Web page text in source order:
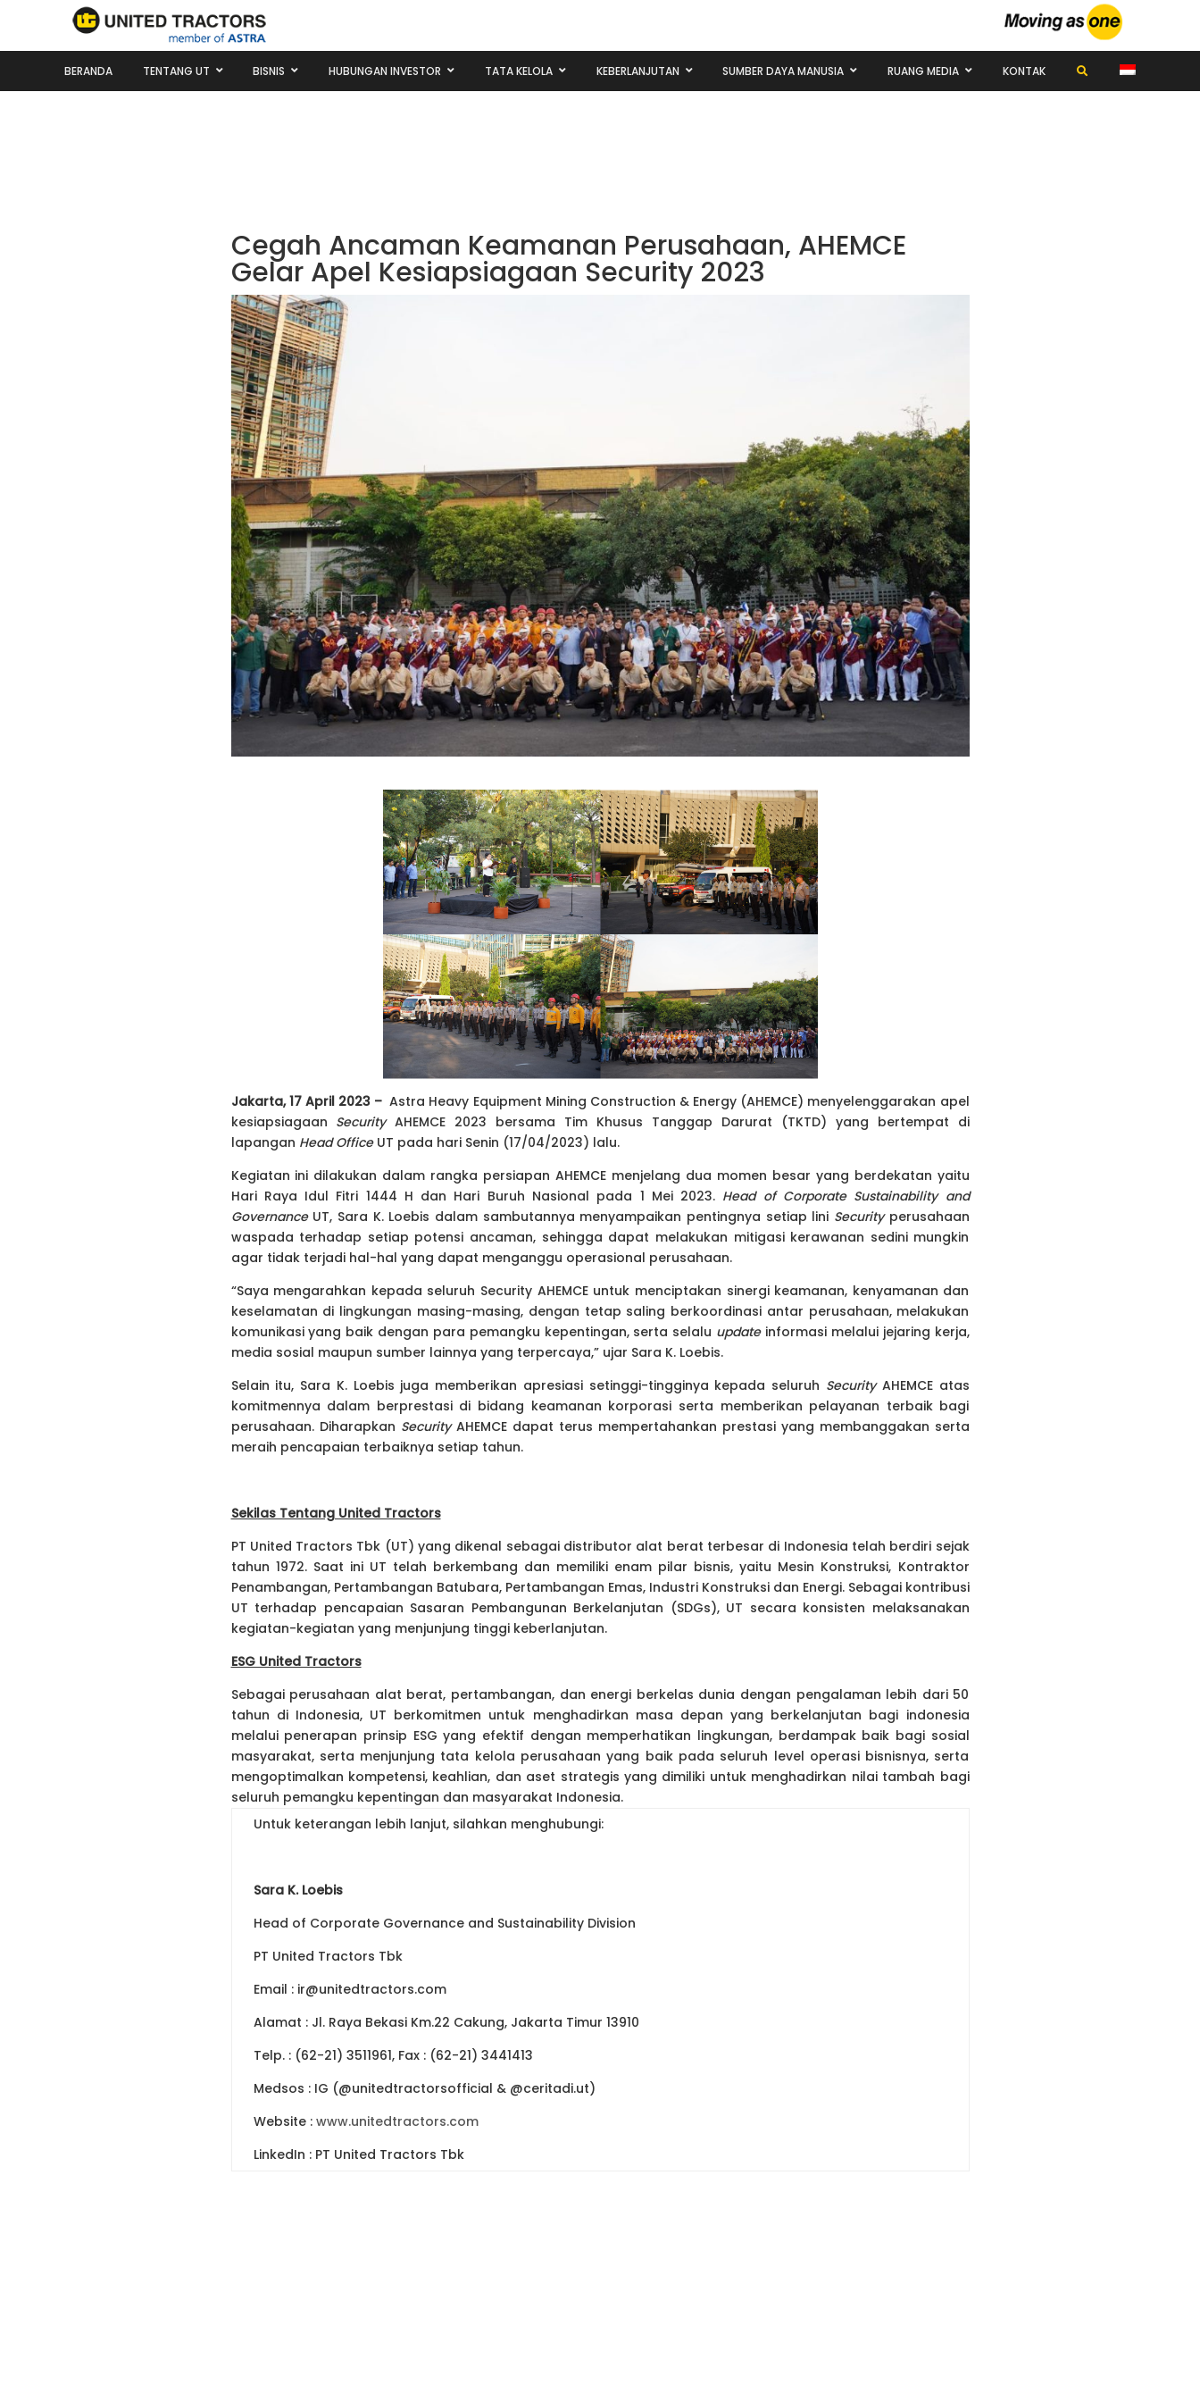
BERANDA TENTANG UT BISNIS HUBUNGAN INVESTOR TATA KELOLA KEBERLANJUTAN SUMBER DAYA MANUSIA RUANG MEDIA KONTAK
Cegah Ancaman Keamanan Perusahaan, AHEMCE
Gelar Apel Kesiapsiagaan Security 2023
Jakarta, 17 April 2023 – Astra Heavy Equipment Mining Construction & Energy (AHEMCE) menyelenggarakan apel
kesiapsiagaan SecurityAHEMCE 2023 bersama Tim Khusus Tanggap Darurat (TKTD) yang bertempat di
lapangan Head OfficeUT pada hari Senin (17/04/2023) lalu.
Kegiatan ini dilakukan dalam rangka persiapan AHEMCE menjelang dua momen besar yang berdekatan yaitu
Hari Raya Idul Fitri 1444 H dan Hari Buruh Nasional pada 1 Mei 2023. Head of Corporate Sustainability and
GovernanceUT, Sara K. Loebis dalam sambutannya menyampaikan pentingnya setiap lini Securityperusahaan
waspada terhadap setiap potensi ancaman, sehingga dapat melakukan mitigasi kerawanan sedini mungkin
agar tidak terjadi hal-hal yang dapat menganggu operasional perusahaan.
“Saya mengarahkan kepada seluruh Security AHEMCE untuk menciptakan sinergi keamanan, kenyamanan dan
keselamatan di lingkungan masing-masing, dengan tetap saling berkoordinasi antar perusahaan, melakukan
komunikasi yang baik dengan para pemangku kepentingan, serta selalu updateinformasi melalui jejaring kerja,
media sosial maupun sumber lainnya yang terpercaya,” ujar Sara K. Loebis.
Selain itu, Sara K. Loebis juga memberikan apresiasi setinggi-tingginya kepada seluruh SecurityAHEMCE atas
komitmennya dalam berprestasi di bidang keamanan korporasi serta memberikan pelayanan terbaik bagi
perusahaan. Diharapkan SecurityAHEMCE dapat terus mempertahankan prestasi yang membanggakan serta
meraih pencapaian terbaiknya setiap tahun.
Sekilas Tentang United Tractors
PT United Tractors Tbk (UT) yang dikenal sebagai distributor alat berat terbesar di Indonesia telah berdiri sejak
tahun 1972. Saat ini UT telah berkembang dan memiliki enam pilar bisnis, yaitu Mesin Konstruksi, Kontraktor
Penambangan, Pertambangan Batubara, Pertambangan Emas, Industri Konstruksi dan Energi. Sebagai kontribusi
UT terhadap pencapaian Sasaran Pembangunan Berkelanjutan (SDGs), UT secara konsisten melaksanakan
kegiatan-kegiatan yang menjunjung tinggi keberlanjutan.
ESG United Tractors
Sebagai perusahaan alat berat, pertambangan, dan energi berkelas dunia dengan pengalaman lebih dari 50
tahun di Indonesia, UT berkomitmen untuk menghadirkan masa depan yang berkelanjutan bagi indonesia
melalui penerapan prinsip ESG yang efektif dengan memperhatikan lingkungan, berdampak baik bagi sosial
masyarakat, serta menjunjung tata kelola perusahaan yang baik pada seluruh level operasi bisnisnya, serta
mengoptimalkan kompetensi, keahlian, dan aset strategis yang dimiliki untuk menghadirkan nilai tambah bagi
seluruh pemangku kepentingan dan masyarakat Indonesia.
Untuk keterangan lebih lanjut, silahkan menghubungi:
Sara K. Loebis
Head of Corporate Governance and Sustainability Division
PT United Tractors Tbk
Email : ir@unitedtractors.com
Alamat : Jl. Raya Bekasi Km.22 Cakung, Jakarta Timur 13910
Telp. : (62-21) 3511961, Fax : (62-21) 3441413
Medsos : IG (@unitedtractorsofficial & @ceritadi.ut)
Website : www.unitedtractors.com
LinkedIn : PT United Tractors Tbk